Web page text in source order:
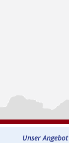
Unser Angebot